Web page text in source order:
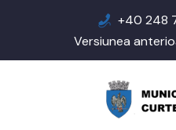
+40 248
Versiunea